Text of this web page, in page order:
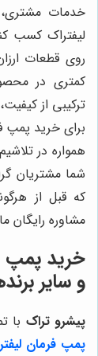
خدمات مشتری،
لیفتراک کسب
روی قطعات
کمتری در
ترکیبی از
برای خرید پمپ
همواره در
شما مشتریان
که قبل از
مشاوره رایگان
خرید پمپ
و سایر
پیشرو تراک با
پمپ فرمان